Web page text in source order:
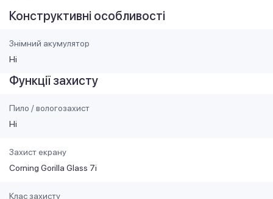
Конструктивні особливості
Знімний акумулятор
Ні
Функції захисту
Пило / вологозахист
Ні
Захист екрану
Corning Gorilla Glass 7i
Клас захисту